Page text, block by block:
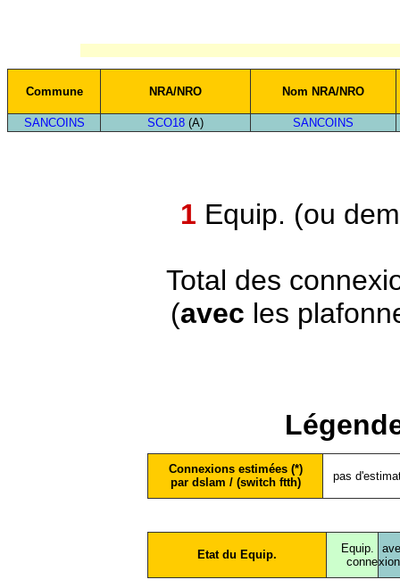
Commune NRA/NRO Nom NRA/NRO
SANCOINS SCO18 (A) SANCOINS
1 Equip. (ou
Total des
(avec les
Connexions estimées (*)
par dslam / (switch ftth)
pas
Etat du Equip.
Equip.
conne